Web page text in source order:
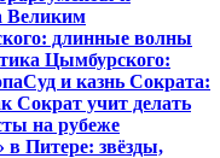
Великим
длинные волны
Цымбурского:
Суд и казнь Сократа:
Сократ учит делать
на рубеже
в Питере: звёзды,